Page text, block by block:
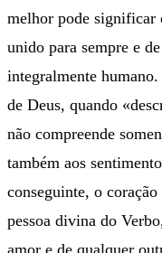
melhor pode significar
unido para sempre e
integralmente
de Deus, quando
não compreende
também aos
conseguinte, o
pessoa divina do